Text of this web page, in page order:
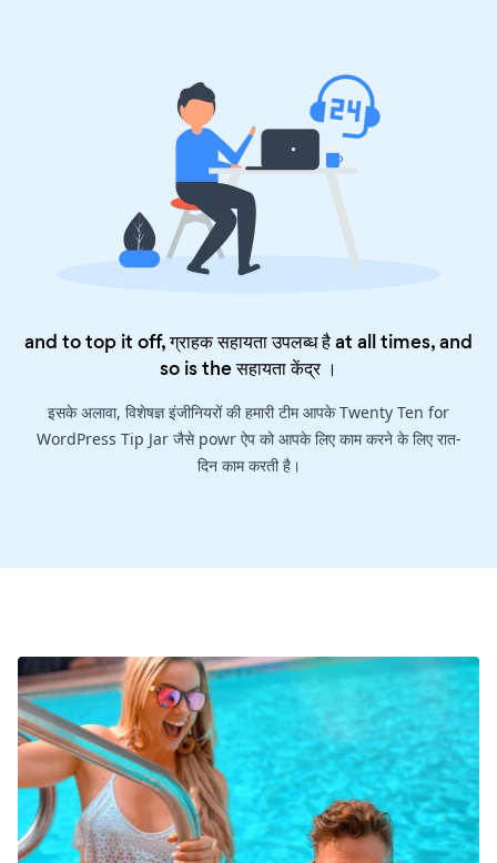
and to top it off, ग्राहक सहायता उपलब्ध है at all times, and
so is theसहायता केंद्र।
इसके अलावा, विशेषज्ञ इंजीनियरों की हमारी टीम आपके Twenty Ten for
WordPress Tip Jar जैसे powr ऐप को आपके लिए काम करने के लिए रात-
दिन काम करती है।